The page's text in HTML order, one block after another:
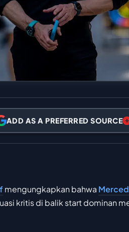
ADD AS A PREFERRED SOURCE
mengungkapkan bahwa
kritis di balik start dominan